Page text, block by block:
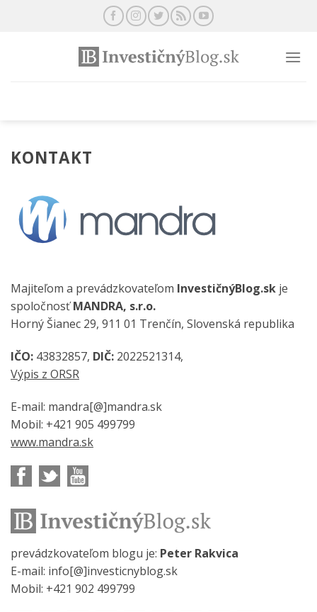
KONTAKT
Majiteľom a prevádzkovateľom InvestičnýBlog.sk je
spoločnosťMANDRA, s.r.o.
Horný Šianec 29, 911 01 Trenčín, Slovenská republika
IČO: 43832857, DIČ: 2022521314,
Výpis z ORSR
E-mail: mandra[@]mandra.sk
Mobil: +421 905 499799
www.mandra.sk
prevádzkovateľom blogu je: Peter Rakvica
E-mail: info[@]investicnyblog.sk
Mobil: +421 902 499799